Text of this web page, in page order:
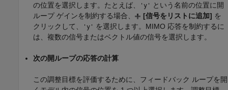
の位置を選択します。たとえば、
'y'
という名前の位置に開
ループ ゲインを制約する場合、
[信号をリストに追加] を
クリックして、
'y'
を選択します。MIMO 応答を制約するに
は、複数の信号またはベクトル値の信号を選択します。
次の開ループの応答の計算
この調整目標を評価するために、フィードバック ループを開